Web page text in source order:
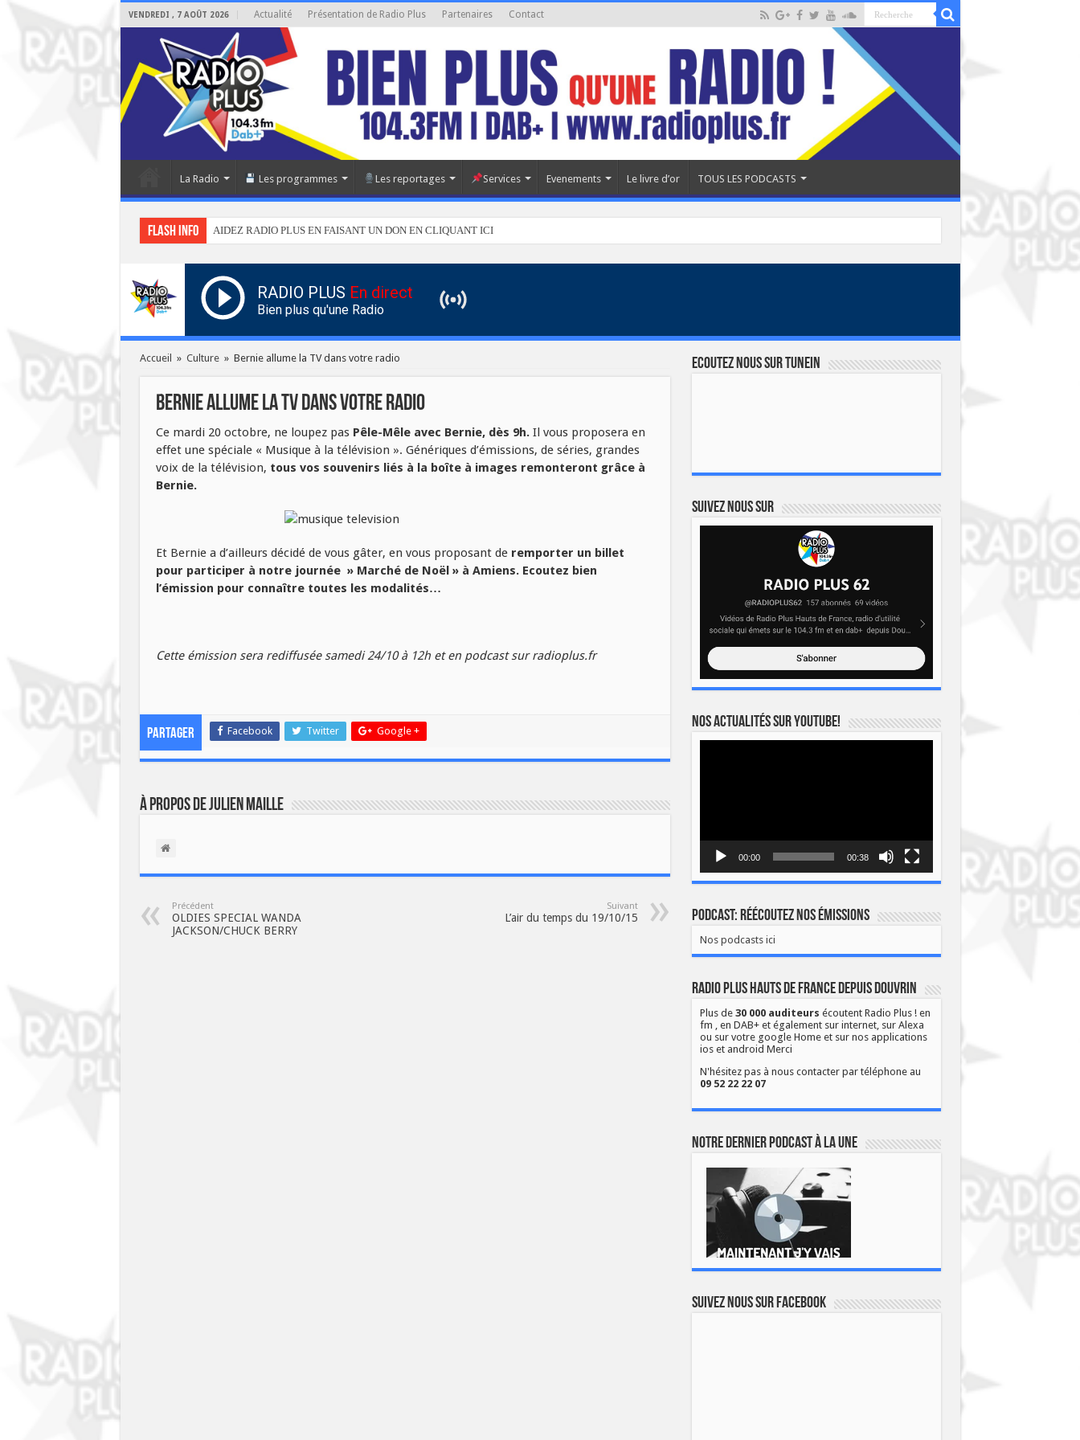
VENDREDI , 7 AOÛT 2026 Actualité Présentation de Radio Plus Partenaires Contact
La Radio Les programmes Les reportages Services Evenements Le livre d’or TOUS LES PODCASTS
Flash info AIDEZ RADIO PLUS EN FAISANT UN DON EN CLIQUANT ICI
RADIO PLUS En direct
Bien plus qu'une Radio
Accueil » Culture » Bernie allume la TV dans votre radio
Bernie allume la TV dans votre radio
Ce mardi 20 octobre, ne loupez pas Pêle-Mêle avec Bernie, dès 9h.Il vous proposera en
effet une spéciale « Musique à la télévision ». Génériques d’émissions, de séries, grandes
voix de la télévision, tous vos souvenirs liés à la boîte à images remonteront grâce à
Bernie.
Et Bernie a d’ailleurs décidé de vous gâter, en vous proposant de remporter un billet
pour participer à notre journée » Marché de Noël » à Amiens. Ecoutez bien
l’émission pour connaître toutes les modalités…
Cette émission sera rediffusée samedi 24/10 à 12h et en podcast sur radioplus.fr
Partager Facebook Twitter Google +
À propos de Julien Maille
Précédent
OLDIES SPECIAL WANDA
JACKSON/CHUCK BERRY
Suivant
L’air du temps du 19/10/15
Ecoutez nous sur TuneIn
Suivez nous sur
Nos actualités sur YOUTUBE!
00:00 00:38
Podcast: Réécoutez nos émissions
Nos podcasts ici
Radio Plus Hauts de France depuis Douvrin
Plus de 30 000 auditeurs écoutent Radio Plus ! en
fm , en DAB+ et également sur internet, sur Alexa
ou sur votre google Home et sur nos applications
ios et android Merci
N'hésitez pas à nous contacter par téléphone au
09 52 22 22 07
Notre dernier podcast à la une
Suivez nous sur Facebook